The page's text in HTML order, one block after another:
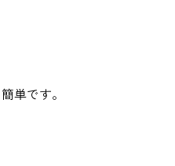
単です。